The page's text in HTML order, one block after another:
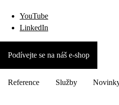
YouTube
LinkedIn
Podívejte se na náš e-shop
Reference Služby